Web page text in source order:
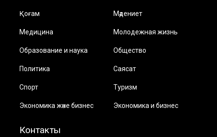
Қоғам Мәдениет
Медицина Молодежная жизнь
Образование и наука Общество
Политика Саясат
Спорт Туризм
Экономика және бизнес Экономика и бизнес
Контакты